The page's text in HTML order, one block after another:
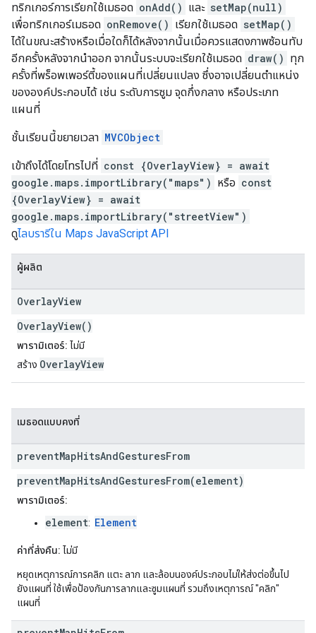
ทริกเกอร์การเรียกใช้เมธอด onAdd() และ setMap(null)
เพื่อทริกเกอร์เมธอด onRemove() เรียกใช้เมธอด setMap()
ได้ในขณะสร้างหรือเมื่อใดก็ได้หลังจากนั้นเมื่อควรแสดงภาพซ้อนทับ
อีกครั้งหลังจากนำออก จากนั้นระบบจะเรียกใช้เมธอด draw() ทุก
ครั้งที่พร็อพเพอร์ตี้ของแผนที่เปลี่ยนแปลง ซึ่งอาจเปลี่ยนตำแหน่ง
ขององค์ประกอบได้ เช่น ระดับการซูม จุดกึ่งกลาง หรือประเภท
แผนที่
ชั้นเรียนนี้ขยายเวลา MVCObject
เข้าถึงได้โดยโทรไปที่ const {OverlayView} = await
google.maps.importLibrary("maps") หรือ const
{OverlayView} = await
google.maps.importLibrary("streetView")
ดูไลบรารีใน Maps JavaScript API
ผู้ผลิต
OverlayView
OverlayView()
พารามิเตอร์: ไม่มี
สร้าง OverlayView
เมธอดแบบคงที่
preventMapHitsAndGesturesFrom
preventMapHitsAndGesturesFrom(element)
พารามิเตอร์:
element: Element
ค่าที่ส่งคืน: ไม่มี
หยุดเหตุการณ์การคลิก แตะ ลาก และล้อบนองค์ประกอบไม่ให้ส่งต่อขึ้นไป
ยังแผนที่ ใช้เพื่อป้องกันการลากและซูมแผนที่ รวมถึงเหตุการณ์ "คลิก"
แผนที่